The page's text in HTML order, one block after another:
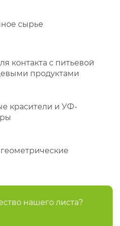
сырье
контакта с питьевой
продуктами
красители и УФ-
нашего листа?